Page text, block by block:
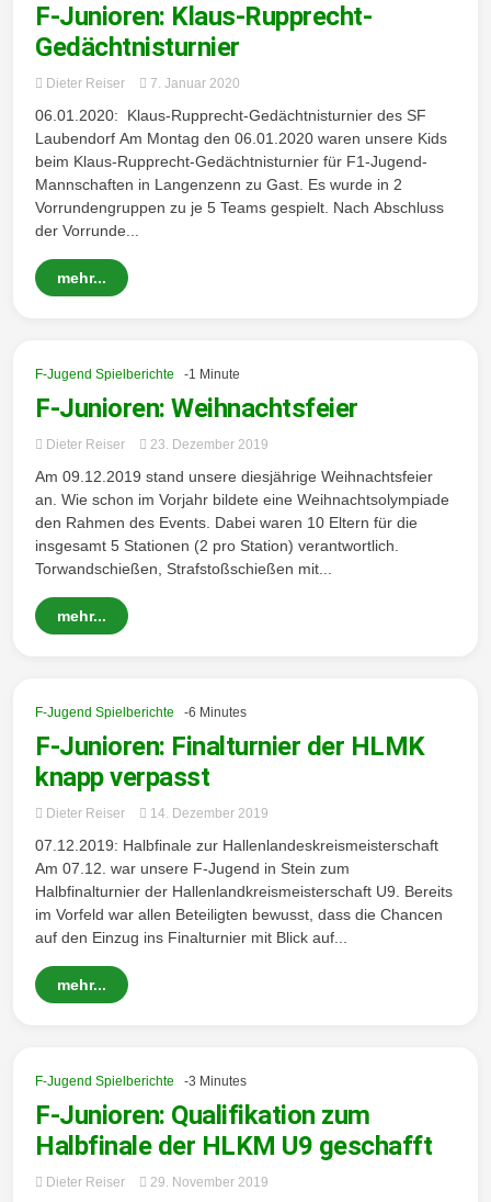
F-Junioren: Klaus-Rupprecht-
Gedächtnisturnier
Dieter Reiser 7. Januar 2020
06.01.2020: Klaus-Rupprecht-Gedächtnisturnier des SF
Laubendorf Am Montag den 06.01.2020 waren unsere Kids
beim Klaus-Rupprecht-Gedächtnisturnier für F1-Jugend-
Mannschaften in Langenzenn zu Gast. Es wurde in 2
Vorrundengruppen zu je 5 Teams gespielt. Nach Abschluss
der Vorrunde...
mehr...
F-Jugend Spielberichte -1 Minute
F-Junioren: Weihnachtsfeier
Dieter Reiser 23. Dezember 2019
Am 09.12.2019 stand unsere diesjährige Weihnachtsfeier
an. Wie schon im Vorjahr bildete eine Weihnachtsolympiade
den Rahmen des Events. Dabei waren 10 Eltern für die
insgesamt 5 Stationen (2 pro Station) verantwortlich.
Torwandschießen, Strafstoßschießen mit...
mehr...
F-Jugend Spielberichte -6 Minutes
F-Junioren: Finalturnier der HLMK
knapp verpasst
Dieter Reiser 14. Dezember 2019
07.12.2019: Halbfinale zur Hallenlandeskreismeisterschaft
Am 07.12. war unsere F-Jugend in Stein zum
Halbfinalturnier der Hallenlandkreismeisterschaft U9. Bereits
im Vorfeld war allen Beteiligten bewusst, dass die Chancen
auf den Einzug ins Finalturnier mit Blick auf...
mehr...
F-Jugend Spielberichte -3 Minutes
F-Junioren: Qualifikation zum
Halbfinale der HLKM U9 geschafft
Dieter Reiser 29. November 2019